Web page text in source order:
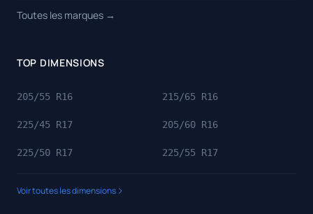
Toutes les marques →
TOP DIMENSIONS
205/55 R16 215/65 R16
225/45 R17 205/60 R16
225/50 R17 225/55 R17
Voir toutes les dimensions